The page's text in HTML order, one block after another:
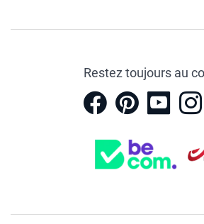
Restez toujours au